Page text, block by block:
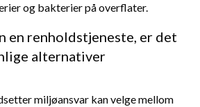
og bakterier på overflater.
en renholdstjeneste, er det
alternativer
miljøansvar kan velge mellom